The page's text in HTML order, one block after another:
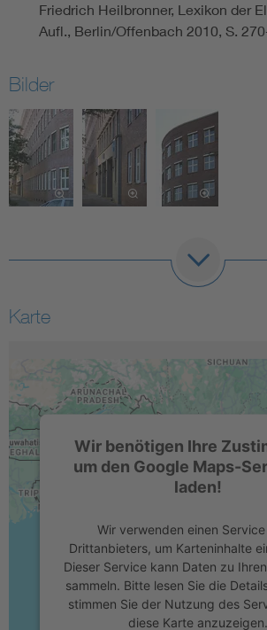
Friedrich Heilbronner, Lexikon der
Aufl., Berlin/Offenbach 2010, S.
Bilder
Karte
Wir benötigen Ihre
um den Google Maps-
laden!
Wir verwenden einen
Drittanbieters, um Karteninhalte
Dieser Service kann Daten zu
sammeln. Bitte lesen Sie die
stimmen Sie der Nutzung des
diese Karte anzuzeigen.